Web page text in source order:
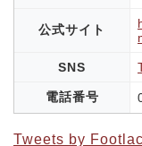
公式サイト
SNS
電話番号
Tweets by